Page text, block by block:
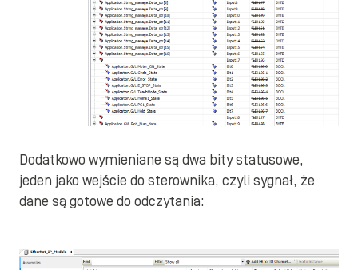
Dodatkowo wymieniane są dwa bity statusowe,
jeden jako wejście do sterownika, czyli sygnał, że
dane są gotowe do odczytania: